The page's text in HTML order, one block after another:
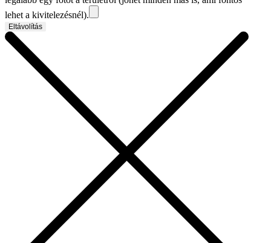
lehet a kivitelezésnél).
Eltávolítás